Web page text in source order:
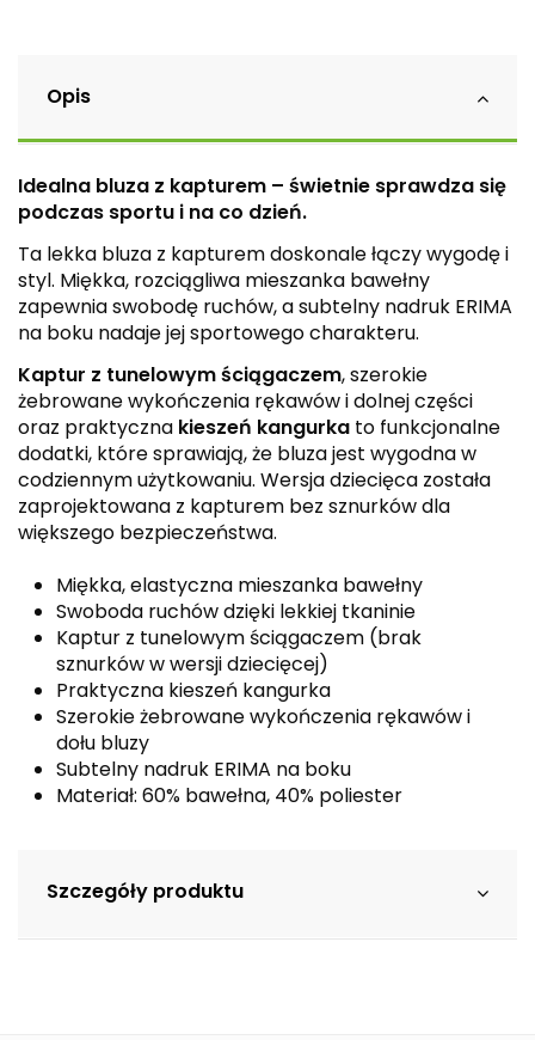
Opis
Idealna bluza z kapturem – świetnie sprawdza się
podczas sportu i na co dzień.
Ta lekka bluza z kapturem doskonale łączy wygodę i
styl. Miękka, rozciągliwa mieszanka bawełny
zapewnia swobodę ruchów, a subtelny nadruk ERIMA
na boku nadaje jej sportowego charakteru.
Kaptur z tunelowym ściągaczem, szerokie
żebrowane wykończenia rękawów i dolnej części
oraz praktyczna kieszeń kangurka to funkcjonalne
dodatki, które sprawiają, że bluza jest wygodna w
codziennym użytkowaniu. Wersja dziecięca została
zaprojektowana z kapturem bez sznurków dla
większego bezpieczeństwa.
Miękka, elastyczna mieszanka bawełny
Swoboda ruchów dzięki lekkiej tkaninie
Kaptur z tunelowym ściągaczem (brak
sznurków w wersji dziecięcej)
Praktyczna kieszeń kangurka
Szerokie żebrowane wykończenia rękawów i
dołu bluzy
Subtelny nadruk ERIMA na boku
Materiał: 60% bawełna, 40% poliester
Szczegóły produktu